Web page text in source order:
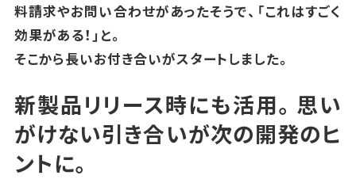
料請求やお問い合わせがあったそうで、「これはすごく
効果がある！」と。
そこから長いお付き合いがスタートしました。
新製品リリース時にも活用。 思い
がけない引き合いが次の開発のヒ
ントに。